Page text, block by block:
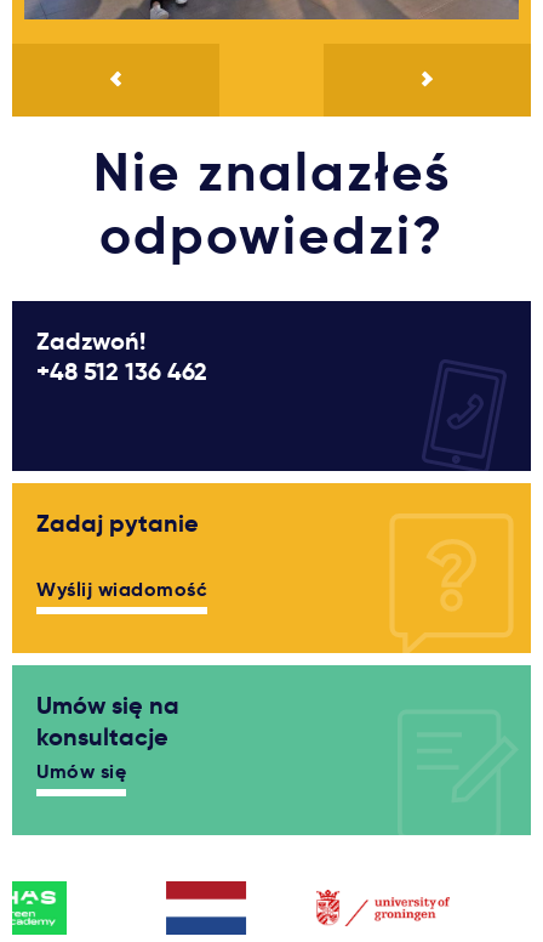
Nie znalazłeś
odpowiedzi?
Zadzwoń!
+48 512 136 462
Zadaj pytanie
Wyślij wiadomość
Umów się na
konsultacje
Umów się